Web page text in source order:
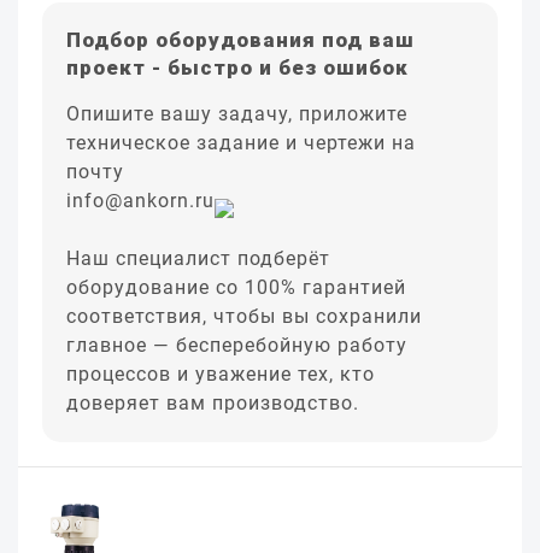
Подбор оборудования под ваш
проект - быстро и без ошибок
Опишите вашу задачу, приложите
техническое задание и чертежи на
почту
info@ankorn.ru
Наш специалист подберёт
оборудование со 100% гарантией
соответствия, чтобы вы сохранили
главное — бесперебойную работу
процессов и уважение тех, кто
доверяет вам производство.